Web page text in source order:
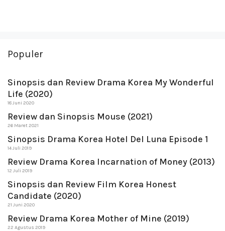
Populer
Sinopsis dan Review Drama Korea My Wonderful
Life (2020)
18 Juni 2020
Review dan Sinopsis Mouse (2021)
26 Maret 2021
Sinopsis Drama Korea Hotel Del Luna Episode 1
14 Juli 2019
Review Drama Korea Incarnation of Money (2013)
12 Juli 2019
Sinopsis dan Review Film Korea Honest
Candidate (2020)
21 Juni 2020
Review Drama Korea Mother of Mine (2019)
22 Agustus 2019